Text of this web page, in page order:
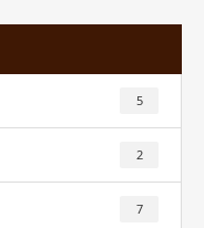
5
2
7